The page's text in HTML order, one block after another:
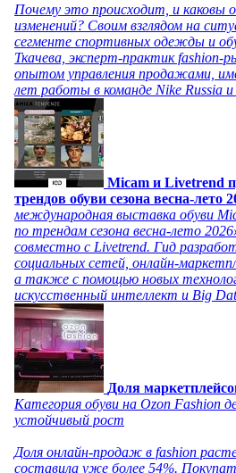
Почему это происходит, и каковы
изменений? Своим взглядом на
сегменте спортивных одежды и
Ткачева, эксперт-практик fashion-
опытом управления продажами,
лет работы в команде Nike Russia
Micam и Livetrend
трендов обуви сезона весна-лето
международная выставка обуви
по трендам сезона весна-лето
совместно с Livetrend. Гид
социальных сетей, онлайн-
а также с помощью новых
искусственный интеллект и Big
Доля
Категория обуви на Ozon Fashion
устойчивый рост
Доля онлайн-продаж в fashion
составила уже более 54%.